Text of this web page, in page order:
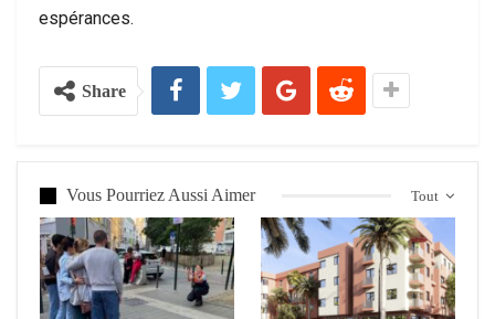
espérances.
Share
Tout
Vous Pourriez Aussi Aimer